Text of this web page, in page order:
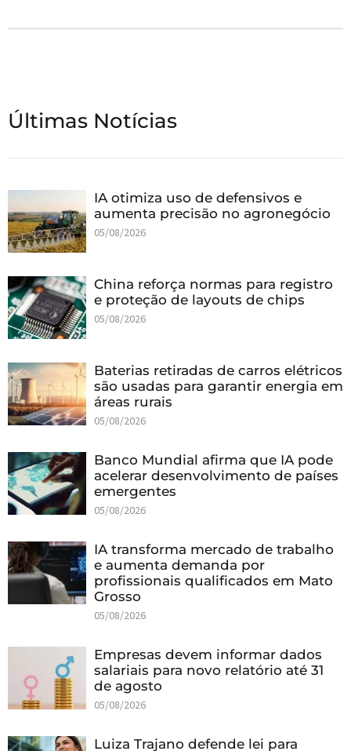
Últimas Notícias
IA otimiza uso de defensivos e
aumenta precisão no agronegócio
05/08/2026
China reforça normas para registro
e proteção de layouts de chips
05/08/2026
Baterias retiradas de carros elétricos
são usadas para garantir energia em
áreas rurais
05/08/2026
Banco Mundial afirma que IA pode
acelerar desenvolvimento de países
emergentes
05/08/2026
IA transforma mercado de trabalho
e aumenta demanda por
profissionais qualificados em Mato
Grosso
05/08/2026
Empresas devem informar dados
salariais para novo relatório até 31
de agosto
05/08/2026
Luiza Trajano defende lei para